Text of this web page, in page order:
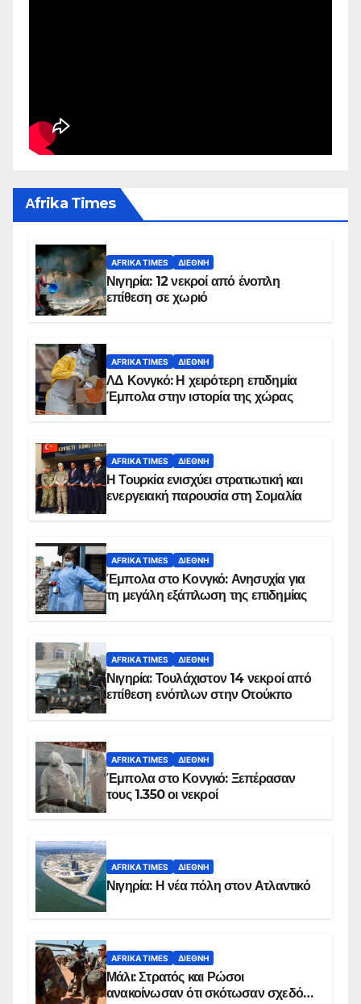
Αfrika Times
AFRIKA TIMES ΔΙΕΘΝΉ
Νιγηρία: 12 νεκροί από ένοπλη
επίθεση σε χωριό
AFRIKA TIMES ΔΙΕΘΝΉ
ΛΔ Κονγκό: Η χειρότερη επιδημία
Έμπολα στην ιστορία της χώρας
AFRIKA TIMES ΔΙΕΘΝΉ
Η Τουρκία ενισχύει στρατιωτική και
ενεργειακή παρουσία στη Σομαλία
AFRIKA TIMES ΔΙΕΘΝΉ
Έμπολα στο Κονγκό: Ανησυχία για
τη μεγάλη εξάπλωση της επιδημίας
AFRIKA TIMES ΔΙΕΘΝΉ
Νιγηρία: Τουλάχιστον 14 νεκροί από
επίθεση ενόπλων στην Οτούκπο
AFRIKA TIMES ΔΙΕΘΝΉ
Έμπολα στο Κονγκό: Ξεπέρασαν
τους 1.350 οι νεκροί
AFRIKA TIMES ΔΙΕΘΝΉ
Νιγηρία: Η νέα πόλη στον Ατλαντικό
AFRIKA TIMES ΔΙΕΘΝΉ
Μάλι: Στρατός και Ρώσοι
ανακοίνωσαν ότι σκότωσαν σχεδόν